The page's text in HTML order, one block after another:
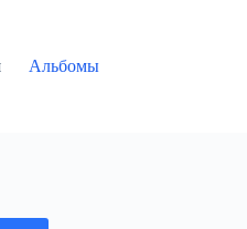
Альбомы